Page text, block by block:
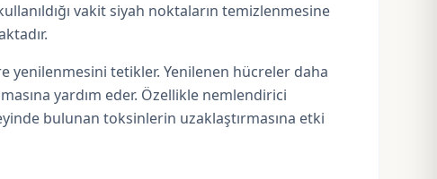
vakit siyah noktaların temizlenmesine
yenilenmesini tetikler. Yenilenen hücreler daha
yardım eder. Özellikle nemlendirici
bulunan toksinlerin uzaklaştırmasına etki